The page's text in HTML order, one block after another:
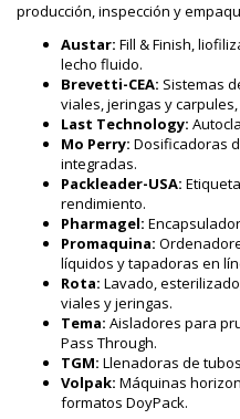
producción, inspección y
Austar: Fill & Finish,
lecho fluido.
Brevetti-CEA: Sistemas
viales, jeringas y
Last Technology:
Mo Perry: Dosificadoras
integradas.
Packleader-USA:
rendimiento.
Pharmagel:
Promaquina:
líquidos y tapadoras en
Rota: Lavado,
viales y jeringas.
Tema: Aisladores para
Pass Through.
TGM: Llenadoras de
Volpak: Máquinas
formatos DoyPack.